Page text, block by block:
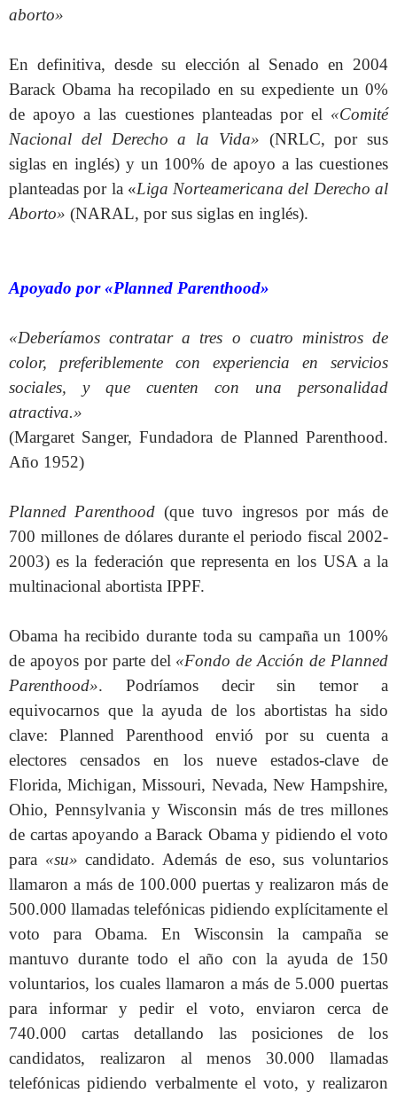
aborto»
En definitiva, desde su elección al Senado en 2004
Barack Obama ha recopilado en su expediente un 0%
de apoyo a las cuestiones planteadas por el «Comité
Nacional del Derecho a la Vida» (NRLC, por sus
siglas en inglés) y un 100% de apoyo a las cuestiones
planteadas por la «Liga Norteamericana del Derecho al
Aborto» (NARAL, por sus siglas en inglés).
Apoyado por «Planned Parenthood»
«Deberíamos contratar a tres o cuatro ministros de
color, preferiblemente con experiencia en servicios
sociales, y que cuenten con una personalidad
atractiva.»
(Margaret Sanger, Fundadora de Planned Parenthood.
Año 1952)
Planned Parenthood (que tuvo ingresos por más de
700 millones de dólares durante el periodo fiscal 2002-
2003) es la federación que representa en los USA a la
multinacional abortista IPPF.
Obama ha recibido durante toda su campaña un 100%
de apoyos por parte del «Fondo de Acción de Planned
Parenthood». Podríamos decir sin temor a
equivocarnos que la ayuda de los abortistas ha sido
clave: Planned Parenthood envió por su cuenta a
electores censados en los nueve estados-clave de
Florida, Michigan, Missouri, Nevada, New Hampshire,
Ohio, Pennsylvania y Wisconsin más de tres millones
de cartas apoyando a Barack Obama y pidiendo el voto
para «su» candidato. Además de eso, sus voluntarios
llamaron a más de 100.000 puertas y realizaron más de
500.000 llamadas telefónicas pidiendo explícitamente el
voto para Obama. En Wisconsin la campaña se
mantuvo durante todo el año con la ayuda de 150
voluntarios, los cuales llamaron a más de 5.000 puertas
para informar y pedir el voto, enviaron cerca de
740.000 cartas detallando las posiciones de los
candidatos, realizaron al menos 30.000 llamadas
telefónicas pidiendo verbalmente el voto, y realizaron